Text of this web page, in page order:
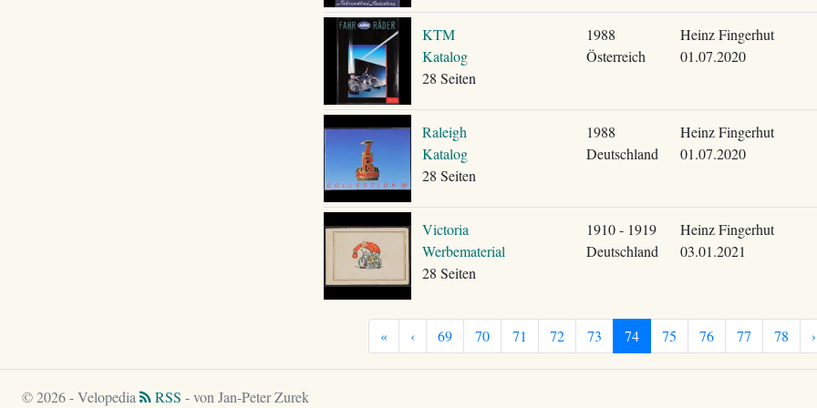
KTM
Katalog
28 Seiten
1988
Österreich
Heinz Fingerhut
01.07.2020
Raleigh
Katalog
28 Seiten
1988
Deutschland
Heinz Fingerhut
01.07.2020
Victoria
Werbematerial
28 Seiten
1910 - 1919
Deutschland
Heinz Fingerhut
03.01.2021
« ‹ 69 70 71 72 73 74 75 76 77 78 ›
© 2026 - Velopedia RSS - von Jan-Peter Zurek